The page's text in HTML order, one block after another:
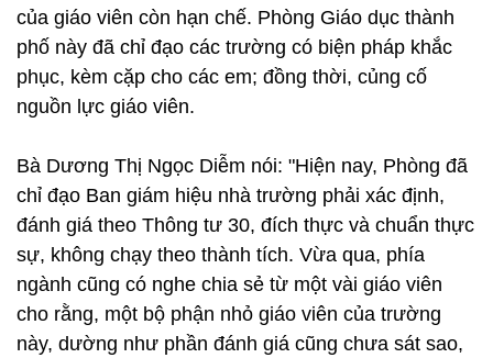
của giáo viên còn hạn chế. Phòng Giáo dục thành
phố này đã chỉ đạo các trường có biện pháp khắc
phục, kèm cặp cho các em; đồng thời, củng cố
nguồn lực giáo viên.
Bà Dương Thị Ngọc Diễm nói: "Hiện nay, Phòng đã
chỉ đạo Ban giám hiệu nhà trường phải xác định,
đánh giá theo Thông tư 30, đích thực và chuẩn thực
sự, không chạy theo thành tích. Vừa qua, phía
ngành cũng có nghe chia sẻ từ một vài giáo viên
cho rằng, một bộ phận nhỏ giáo viên của trường
này, dường như phần đánh giá cũng chưa sát sao,